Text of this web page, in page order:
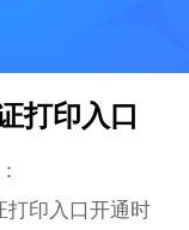
打印入口
打印入口开通时